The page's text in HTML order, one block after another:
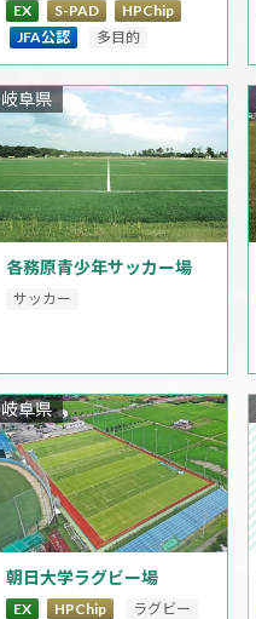
EX S-PAD
HPChip
JFA公認
多目的
各務原青少年サッカー場
岐阜県
サッカー
朝日大学ラグビー場
岐阜県
EX HPChip ラグビー